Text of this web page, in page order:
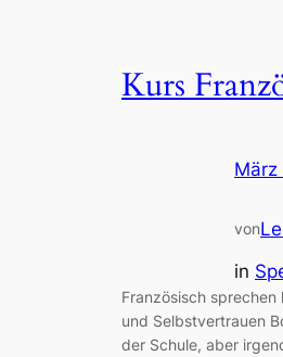
Kurs
März
von
in
Französisch
und Selbstvertrauen
der Schule, aber